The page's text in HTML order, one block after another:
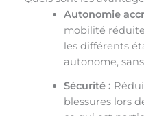
Autonomie
mobilité
les différents
autonome,
Sécurité :
blessures lors